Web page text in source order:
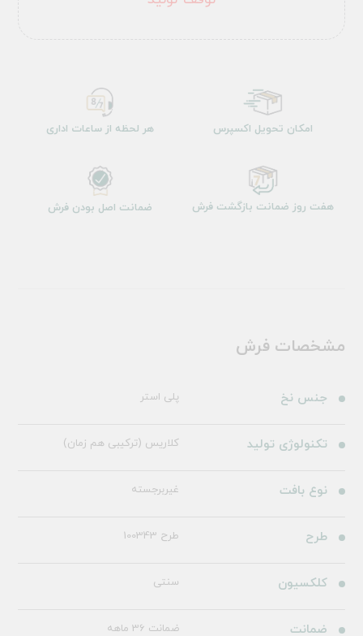
امکان تحویل اکسپرس هر لحظه از ساعات اداری
هفت روز ضمانت بازگشت فرش ضمانت اصل بودن فرش
مشخصات فرش
جنس نخ پلی استر
تکنولوژی تولید کلاریس (ترکیبی هم زمان)
نوع بافت غیربرجسته
طرح طرح 100343
کلکسیون سنتی
ضمانت ضمانت 36 ماهه